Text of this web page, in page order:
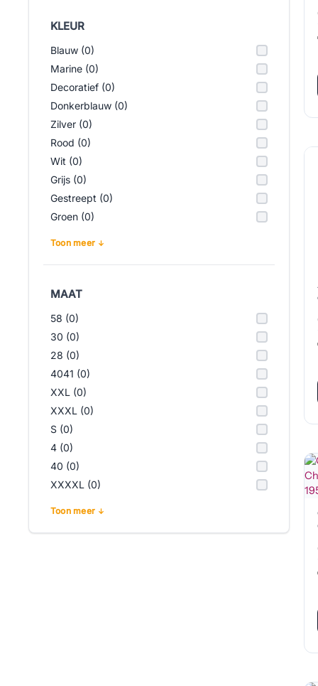
KLEUR
Blauw (0)
Marine (0)
Decoratief (0)
Donkerblauw (0)
Zilver (0)
Rood (0)
Wit (0)
Grijs (0)
Gestreept (0)
Groen (0)
Toon meer
MAAT
58 (0)
30 (0)
28 (0)
4041 (0)
XXL (0)
XXXL (0)
S (0)
4 (0)
40 (0)
XXXXL (0)
Toon meer